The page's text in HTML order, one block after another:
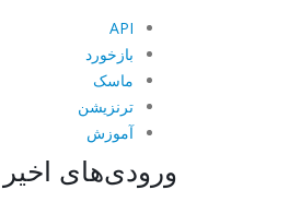
API
بازخورد
ماسک
ترنزیشن
آموزش
ورودی‌های اخیر